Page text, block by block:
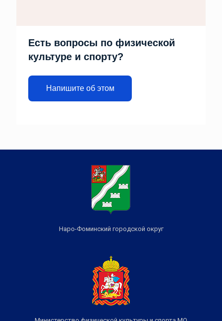
Есть вопросы по физической
культуре и спорту?
Напишите об этом
Наро-Фоминский городской округ